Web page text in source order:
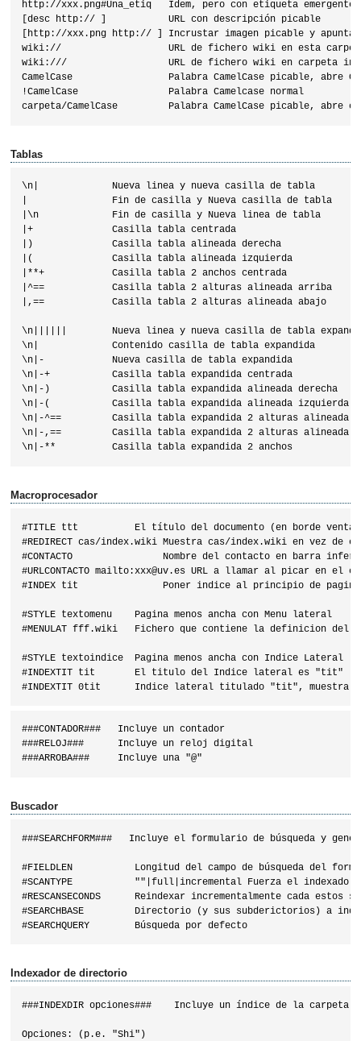
http://xxx.png#Una_etiq   Ídem, pero con etiqueta emergente
[desc http:// ]           URL con descripción picable
[http://xxx.png http:// ] Incrustar imagen picable y apuntar
wiki://                   URL de fichero wiki en esta
wiki:///                  URL de fichero wiki en carpeta
CamelCase                 Palabra CamelCase picable, abre
!CamelCase                Palabra Camelcase normal
Tablas
\n|             Nueva linea y nueva casilla de tabla
|               Fin de casilla y Nueva casilla de tabla
|\n             Fin de casilla y Nueva linea de tabla
|+              Casilla tabla centrada
|)              Casilla tabla alineada derecha
|(              Casilla tabla alineada izquierda
|**+            Casilla tabla 2 anchos centrada
|^==            Casilla tabla 2 alturas alineada arriba
|,==            Casilla tabla 2 alturas alineada abajo
\n||||||        Nueva linea y nueva casilla de tabla
\n|             Contenido casilla de tabla expandida
\n|-            Nueva casilla de tabla expandida
\n|-+           Casilla tabla expandida centrada
\n|-)           Casilla tabla expandida alineada derecha
\n|-(           Casilla tabla expandida alineada izquierda
\n|-^==         Casilla tabla expandida 2 alturas alineada
\n|-,==         Casilla tabla expandida 2 alturas alineada
Macroprocesador
#TITLE ttt          El título del documento (en borde
#REDIRECT cas/index.wiki Muestra cas/index.wiki en vez de
#CONTACTO                Nombre del contacto en barra
#URLCONTACTO mailto:xxx@uv.es URL a llamar al picar en el
#INDEX tit               Poner indice al principio de
#STYLE textomenu    Pagina menos ancha con Menu lateral
#MENULAT fff.wiki   Fichero que contiene la definicion del
#STYLE textoindice  Pagina menos ancha con Indice Lateral
#INDEXTIT tit       El titulo del Indice lateral es "tit"
###CONTADOR###   Incluye un contador
###RELOJ###      Incluye un reloj digital
Buscador
###SEARCHFORM###   Incluye el formulario de búsqueda y
#FIELDLEN           Longitud del campo de búsqueda del
#SCANTYPE           ""|full|incremental Fuerza el indexado
#RESCANSECONDS      Reindexar incrementalmente cada estos
#SEARCHBASE         Directorio (y sus subderictorios) a
Indexador de directorio
###INDEXDIR opciones###    Incluye un índice de la carpeta
Opciones: (p.e. "Shi")